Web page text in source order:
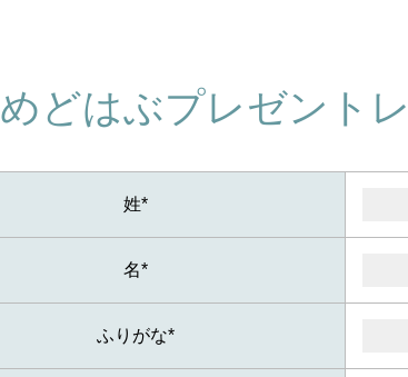
めどはぶプレゼント
姓*
名*
ふりがな*